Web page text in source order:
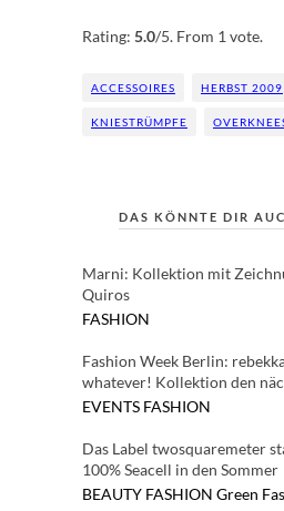
Rating: 5.0/5. From 1 vote.
ACCESSOIRES HERBST 2009
KNIESTRÜMPFE
DAS KÖNNTE DIR
Marni: Kollektion mit
Quiros
FASHION
Fashion Week Berlin:
whatever! Kollektion den
EVENTS FASHION
Das Label twosquaremeter
100% Seacell in den Sommer
BEAUTY FASHION Green